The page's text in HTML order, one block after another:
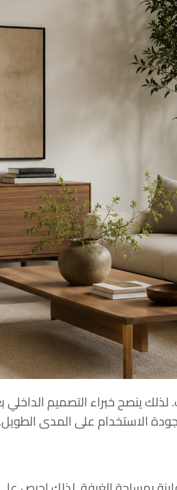
ينصح خبراء التصميم الداخلي
الاستخدام على المدى الطويل.